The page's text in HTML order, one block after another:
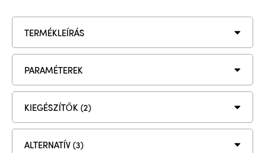
TERMÉKLEÍRÁS
PARAMÉTEREK
KIEGÉSZÍTŐK (2)
ALTERNATÍV (3)